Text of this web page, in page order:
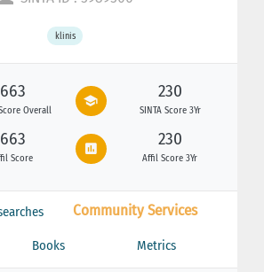
klinis
663
Overall
230
SINTA Score 3Yr
663
Score
230
Affil Score 3Yr
Community Services
Books Metrics